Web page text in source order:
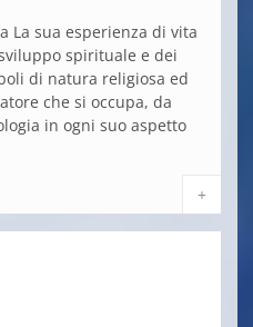
La sua esperienza di vita
spirituale e dei
di natura religiosa ed
che si occupa, da
in ogni suo aspetto
+